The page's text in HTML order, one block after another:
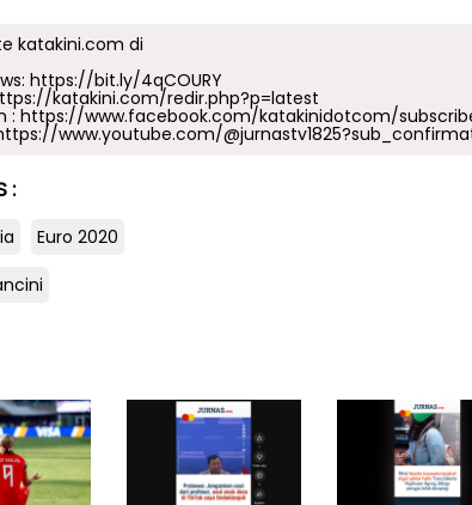
katakini.com di
https://bit.ly/4qCOURY
katakini.com/redir.php?p=latest
: https://www.facebook.com/katakinidotcom/
www.youtube.com/
:
Euro 2020